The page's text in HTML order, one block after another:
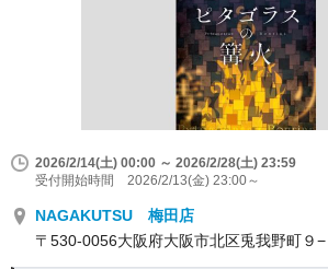
2026/2/14(土) 00:00 ～ 2026/2/28(土) 23:59
受付開始時間 2026/2/13(金) 23:00～
NAGAKUTSU 梅田店
〒530-0056大阪府大阪市北区兎我野町９